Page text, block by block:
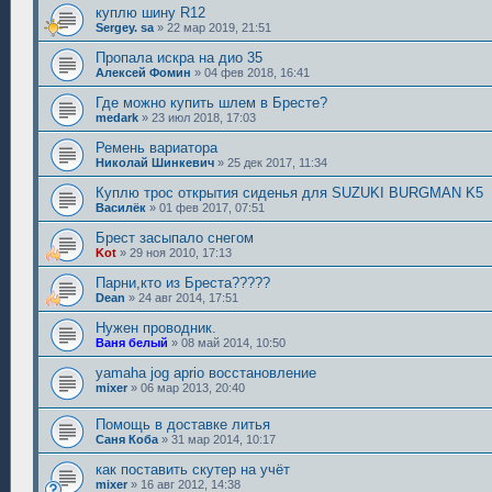
куплю шину R12
Sergey. sa » 22 мар 2019, 21:51
Пропала искра на дио 35
Алексей Фомин » 04 фев 2018, 16:41
Где можно купить шлем в Бресте?
medark » 23 июл 2018, 17:03
Ремень вариатора
Николай Шинкевич » 25 дек 2017, 11:34
Куплю трос открытия сиденья для SUZUKI BURGMAN K5
Василёк » 01 фев 2017, 07:51
Брест засыпало снегом
Kot » 29 ноя 2010, 17:13
Парни,кто из Бреста?????
Dean » 24 авг 2014, 17:51
Нужен проводник.
Ваня белый » 08 май 2014, 10:50
yamaha jog aprio восстановление
mixer » 06 мар 2013, 20:40
Помощь в доставке литья
Саня Коба » 31 мар 2014, 10:17
как поставить скутер на учёт
mixer » 16 авг 2012, 14:38